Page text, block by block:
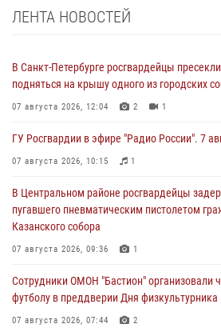
ЛЕНТА НОВОСТЕЙ
В Санкт-Петербурге росгвардейцы
подняться на крышу одного из городских
07 августа 2026, 12:04 2 1
ГУ Росгвардии в эфире "Радио России". 7
07 августа 2026, 10:15 1
В Центральном районе росгвардейцы
пугавшего пневматическим пистолетом
Казанского собора
07 августа 2026, 09:36 1
Сотрудники ОМОН "Бастион" организовали
футболу в преддверии Дня физкультурника
07 августа 2026, 07:44 2